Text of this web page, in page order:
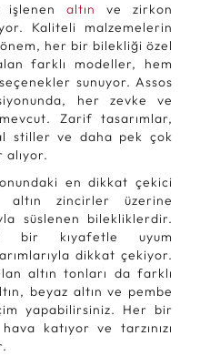
işlenenaltın
ve zirkon
Kaliteli malzemelerin
her bir bilekliği özel
farklı modeller, hem
sunuyor. Assos
her zevke ve
Zarif tasarımlar,
stiller ve daha pek çok
en dikkat çekici
zincirler üzerine
süslenen bilekliklerdir.
bir kıyafetle uyum
dikkat çekiyor.
altın tonları da farklı
beyaz altın ve pembe
yapabilirsiniz. Her bir
katıyor ve tarzınızı